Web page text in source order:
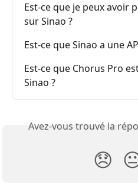
Est-ce que je peux avoir
sur Sinao ?
Est-ce que Sinao a une
Est-ce que Chorus Pro
Sinao ?
Avez-vous trouvé la
😞